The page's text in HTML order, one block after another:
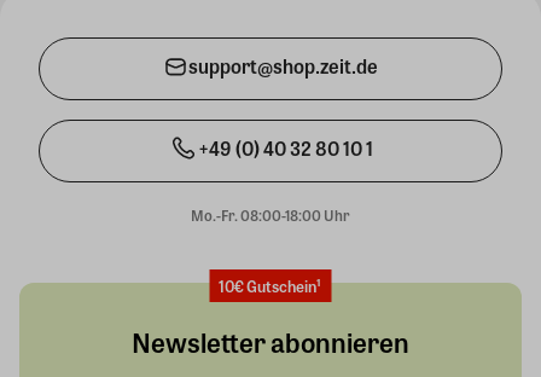
support@shop.zeit.de
+49 (0) 40 32 80 10 1
Mo.-Fr. 08:00-18:00 Uhr
10€ Gutschein¹
Newsletter abonnieren